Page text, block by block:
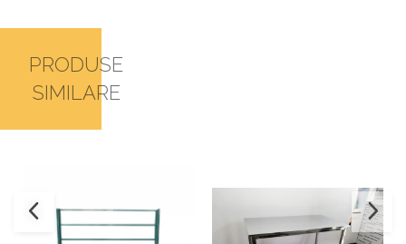
PRODUSE
SIMILARE